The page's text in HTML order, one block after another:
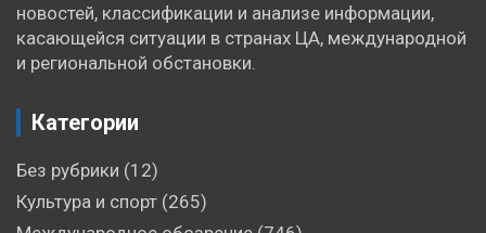
новостей, классификации и анализе информации,
касающейся ситуации в странах ЦА, международной
и региональной обстановки.
Категории
Без рубрики (12)
Культура и спорт (265)